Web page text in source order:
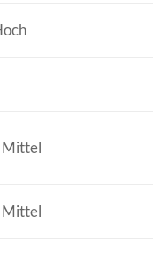
Mittel
Mittel